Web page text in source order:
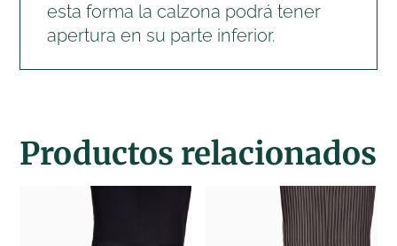
esta forma la calzona podrá tener
apertura en su parte inferior.
Productos relacionados